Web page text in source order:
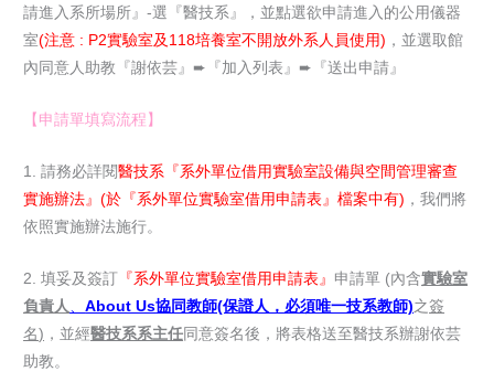
請進入系所場所』-選『醫技系』，並點選欲申請進入的公用儀器
室(注意 : P2實驗室及118培養室不開放外系人員使用) ，並選取館
內同意人助教『謝依芸』➨『加入列表』➨『送出申請』
【申請單填寫流程】
1. 請務必詳閱醫技系『系外單位借用實驗室設備與空間管理審查
實施辦法』(於『系外單位實驗室借用申請表』檔案中有) ，我們將
依照實施辦法施行。
2. 填妥及簽訂 『系外單位實驗室借用申請表』 申請單 (內含實驗室
負責人
、About Us協同教師(保證人，必須唯一技系教師)之 簽
名) ，並經醫技系系主任 同意簽名後，將表格送至醫技系辦謝依芸
助教。